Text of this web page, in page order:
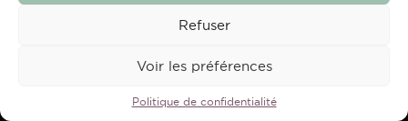
Refuser
Voir les préférences
Politique de confidentialité